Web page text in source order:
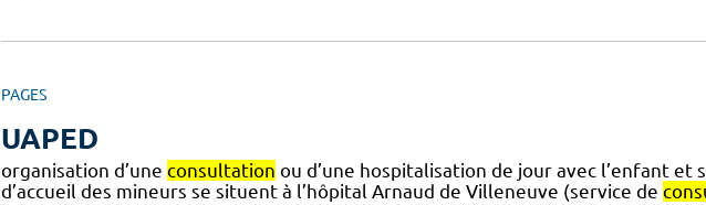
PAGES
UAPED
organisation d’une consultation ou d’une hospitalisation de jour avec l’enfant et
d’accueil des mineurs se situent à l’hôpital Arnaud de Villeneuve (service de